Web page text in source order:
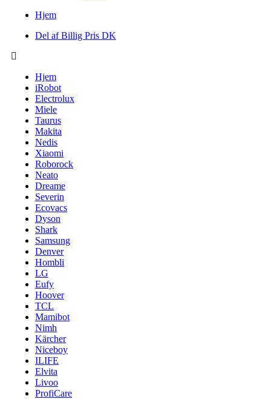
Hjem
Del af Billig Pris DK
Hjem
iRobot
Electrolux
Miele
Taurus
Makita
Nedis
Xiaomi
Roborock
Neato
Dreame
Severin
Ecovacs
Dyson
Shark
Samsung
Denver
Hombli
LG
Eufy
Hoover
TCL
Mamibot
Nimh
Kärcher
Niceboy
ILIFE
Elvita
Livoo
ProfiCare